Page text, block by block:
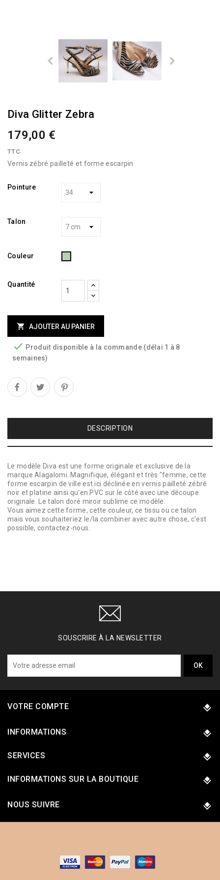
Diva Glitter Zebra
179,00 €
TTC
Vernis zébré pailleté et forme escarpin
Pointure
Talon
Couleur Imprimé
Quantité
 AJOUTER AU PANIER
 Produit disponible à la commande (délai 1 à 8
semaines)
DESCRIPTION
Le modèle Diva est une forme originale et exclusive de la
marque Alagalomi. Magnifique, élégant et très "femme, cette
forme escarpin de ville est ici déclinée en vernis pailleté zébré
noir et platine ainsi qu'en PVC sur le côté avec une découpe
originale. Le talon doré miroir sublime ce modèle.
Vous aimez cette forme, cette couleur, ce tissu ou ce talon
mais vous souhaiteriez le/la combiner avec autre chose, c'est
possible, contactez-nous.
SOUSCRIRE À LA NEWSLETTER
VOTRE COMPTE
INFORMATIONS
SERVICES
INFORMATIONS SUR LA BOUTIQUE
NOUS SUIVRE